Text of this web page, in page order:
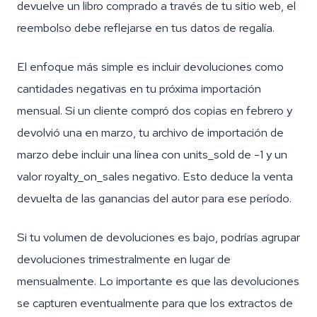
devuelve un libro comprado a través de tu sitio web, el
reembolso debe reflejarse en tus datos de regalía.
El enfoque más simple es incluir devoluciones como
cantidades negativas en tu próxima importación
mensual. Si un cliente compró dos copias en febrero y
devolvió una en marzo, tu archivo de importación de
marzo debe incluir una línea con units_sold de -1 y un
valor royalty_on_sales negativo. Esto deduce la venta
devuelta de las ganancias del autor para ese período.
Si tu volumen de devoluciones es bajo, podrías agrupar
devoluciones trimestralmente en lugar de
mensualmente. Lo importante es que las devoluciones
se capturen eventualmente para que los extractos de